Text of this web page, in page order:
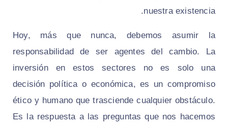
nuestra existencia.
Hoy, más que nunca, debemos asumir la
responsabilidad de ser agentes del cambio. La
inversión en estos sectores no es solo una
decisión política o económica, es un compromiso
ético y humano que trasciende cualquier obstáculo.
Es la respuesta a las preguntas que nos hacemos